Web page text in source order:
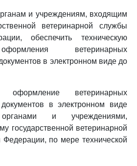
и учреждениям, входящим
ветеринарной службы
обеспечить техническую
ветеринарных
в электронном виде до
оформление ветеринарных
в электронном виде
органами и учреждениями,
государственной ветеринарной
по мере технической